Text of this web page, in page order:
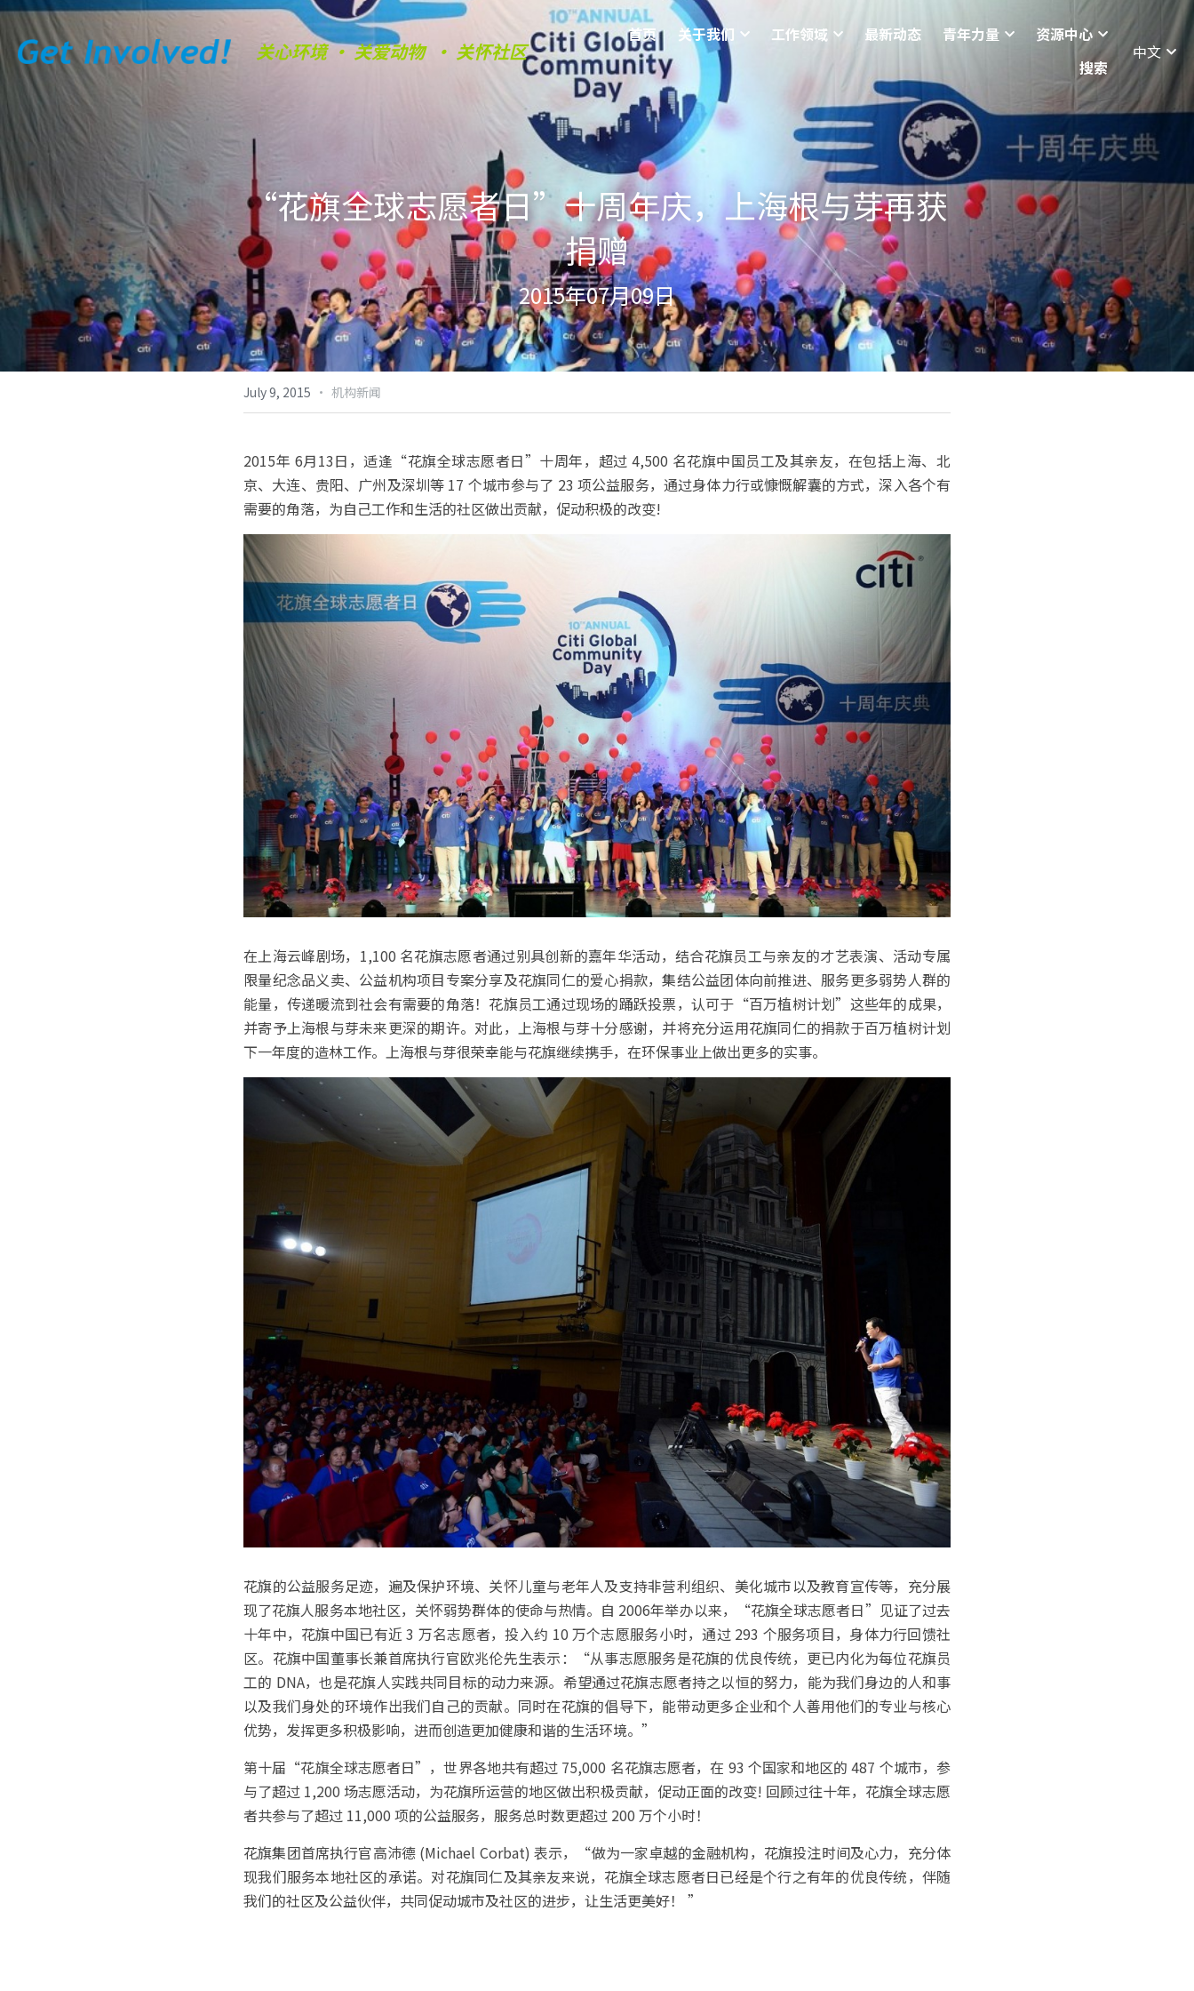
关心环境 • 关爱动物  • 关怀社区
首页 关于我们 工作领域 最新动态 青年力量
资源中心
搜索
中文
“花旗全球志愿者日”十周年庆，上海根与芽再获
捐赠
2015年07月09日
July 9, 2015 · 机构新闻
2015年 6月13日，适逢“花旗全球志愿者日”十周年，超过 4,500 名花旗中国员工及其亲友，在包括上海、北
京、大连、贵阳、广州及深圳等 17 个城市参与了 23 项公益服务，通过身体力行或慷慨解囊的方式，深入各个有
需要的角落，为自己工作和生活的社区做出贡献，促动积极的改变!
在上海云峰剧场，1,100 名花旗志愿者通过别具创新的嘉年华活动，结合花旗员工与亲友的才艺表演、活动专属
限量纪念品义卖、公益机构项目专案分享及花旗同仁的爱心捐款，集结公益团体向前推进、服务更多弱势人群的
能量，传递暖流到社会有需要的角落！花旗员工通过现场的踊跃投票，认可于“百万植树计划”这些年的成果，
并寄予上海根与芽未来更深的期许。对此，上海根与芽十分感谢，并将充分运用花旗同仁的捐款于百万植树计划
下一年度的造林工作。上海根与芽很荣幸能与花旗继续携手，在环保事业上做出更多的实事。
花旗的公益服务足迹，遍及保护环境、关怀儿童与老年人及支持非营利组织、美化城市以及教育宣传等，充分展
现了花旗人服务本地社区，关怀弱势群体的使命与热情。自 2006年举办以来，“花旗全球志愿者日”见证了过去
十年中，花旗中国已有近 3 万名志愿者，投入约 10 万个志愿服务小时，通过 293 个服务项目，身体力行回馈社
区。花旗中国董事长兼首席执行官欧兆伦先生表示：“从事志愿服务是花旗的优良传统，更已内化为每位花旗员
工的 DNA，也是花旗人实践共同目标的动力来源。希望通过花旗志愿者持之以恒的努力，能为我们身边的人和事
以及我们身处的环境作出我们自己的贡献。同时在花旗的倡导下，能带动更多企业和个人善用他们的专业与核心
优势，发挥更多积极影响，进而创造更加健康和谐的生活环境。”
第十届“花旗全球志愿者日”，世界各地共有超过 75,000 名花旗志愿者，在 93 个国家和地区的 487 个城市，参
与了超过 1,200 场志愿活动，为花旗所运营的地区做出积极贡献，促动正面的改变! 回顾过往十年，花旗全球志愿
者共参与了超过 11,000 项的公益服务，服务总时数更超过 200 万个小时！
花旗集团首席执行官高沛德 (Michael Corbat) 表示，“做为一家卓越的金融机构，花旗投注时间及心力，充分体
现我们服务本地社区的承诺。对花旗同仁及其亲友来说，花旗全球志愿者日已经是个行之有年的优良传统，伴随
我们的社区及公益伙伴，共同促动城市及社区的进步，让生活更美好！ ”